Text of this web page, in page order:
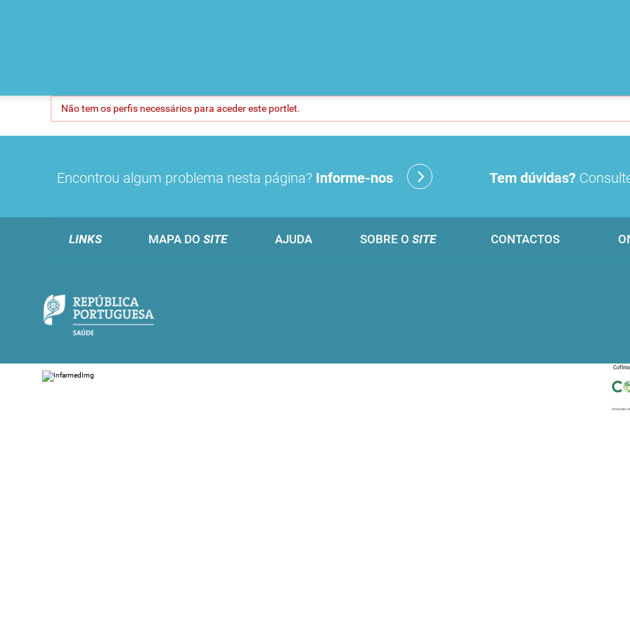
Não tem os perfis necessários para aceder este portlet.
Encontrou algum problema nesta página? Informe-nos Tem dúvidas?
LINKS MAPA DO SITE AJUDA SOBRE O SITE CONTACTOS